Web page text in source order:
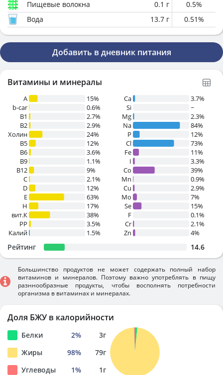
Пищевые волокна
0.1 г 0.5%
Вода
13.7 г 0.51%
Добавить в дневник питания
Витамины и минералы
A
15%
b-car
0.6%
В1
2.7%
B2
2.9%
Холин
24%
B5
12%
B6
3.6%
B9
1.1%
B12
9%
C
2.1%
D
12%
E
63%
H
17%
вит.К
38%
PP
3.5%
Калий
1.5%
Ca
3.7%
Si
~
Mg
2.3%
Na
84%
P
12%
Cl
73%
Fe
11%
I
3.3%
Co
39%
Mn
0.9%
Cu
2.9%
Mo
7%
Se
15%
F
0.1%
Cr
2.1%
Zn
4%
Рейтинг 14.6
Большинство продуктов не может содержать полный набор
витаминов и минералов. Поэтому важно употреблять в пищу
разннообразные продукты, чтобы восполнять потребности
организма в витаминах и минералах.
Доля БЖУ в калорийности
Белки 2% 3г
Жиры
98% 79г
Углеводы
1% 1г